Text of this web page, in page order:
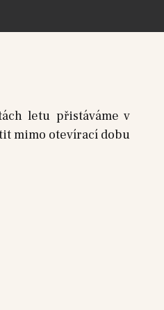
letu přistáváme v
mimo otevírací dobu